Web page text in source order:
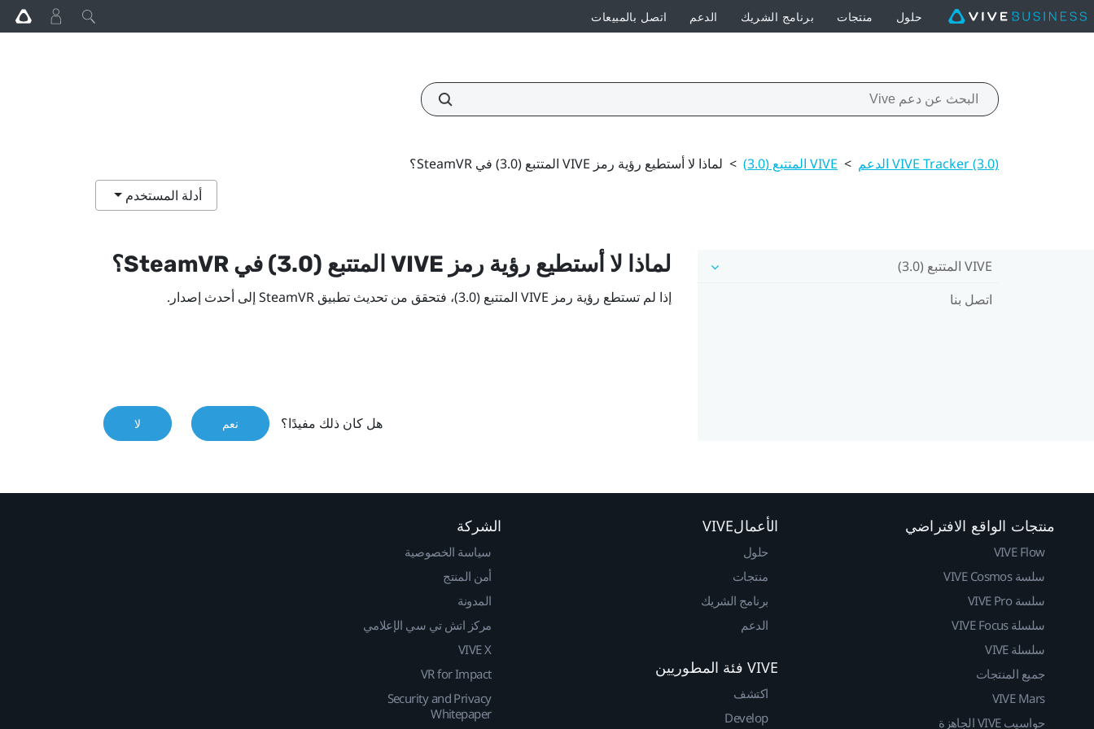
حلول منتجات برنامج الشريك الدعم اتصل بالمبيعات
VIVE Tracker (3.0) الدعم > VIVE المتتبع (3.0)‎ > لماذا لا أستطيع رؤية رمز VIVE المتتبع (3.0)‎ في SteamVR؟
أدلة المستخدم
VIVE المتتبع (3.0)‎
اتصل بنا
لماذا لا أستطيع رؤية رمز VIVE المتتبع (3.0)‎ في SteamVR؟
إذا لم تستطع رؤية رمز VIVE المتتبع (3.0)‎ ، فتحقق من تحديث تطبيق SteamVRإلى أحدث إصدار.
هل كان ذلك مفيدًا؟ نعم لا
منتجات الواقع الافتراضي
VIVE Flow
سلسة VIVE Cosmos
سلسة VIVE Pro
سلسلة VIVE Focus
سلسلة VIVE
جميع المنتجات
VIVE Mars
حواسيب VIVE الجاهزة
الأعمالVIVE
حلول
منتجات
برنامج الشريك
الدعم
VIVE فئة المطوريين
اكتشف
Develop
الشركة
سياسة الخصوصية
أمن المنتج
المدونة
مركز اتش تي سي الإعلامي
VIVE X
VR for Impact
Security and Privacy
Whitepaper